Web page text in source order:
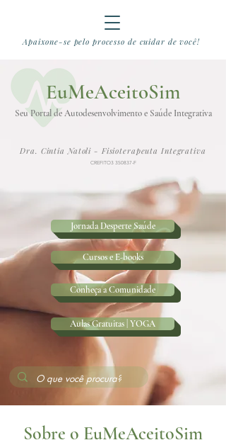
Apaixone-se pelo processo de cuidar de você!
EuMeAceitoSim
Seu Portal de Autodesenvolvimento e Saúde Integrativa
Dra. Cintia Natoli - Fisioterapeuta Integrativa
CREFITO3 350837-F
Jornada Desperte Saúde
Cursos e E-books
Conheça a Comunidade
Aulas Gratuitas | YOGA
Sobre o EuMeAceitoSim